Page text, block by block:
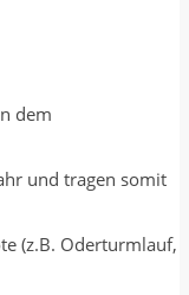
dem
und tragen somit
(z.B. Oderturmlauf,